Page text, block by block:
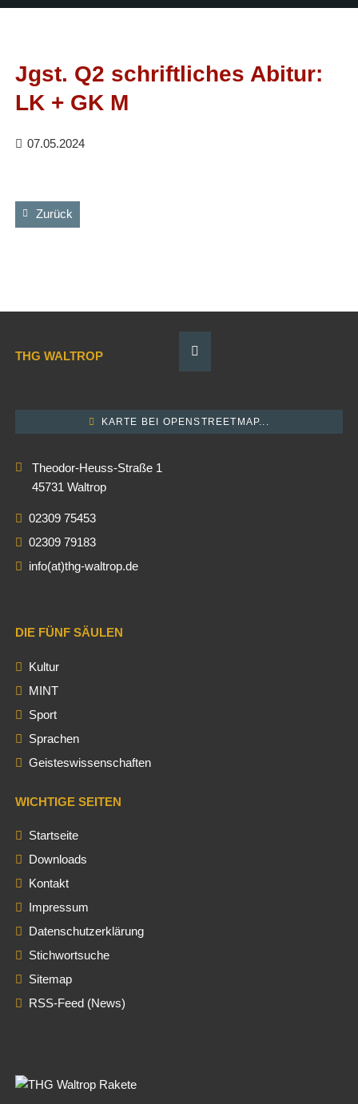
Feed
Jgst. Q2 schriftliches Abitur:
LK + GK M
07.05.2024
Zurück
THG WALTROP
KARTE BEI OPENSTREETMAP...
Theodor-Heuss-Straße 1
45731 Waltrop
02309 75453
02309 79183
info(at)thg-waltrop.de
DIE FÜNF SÄULEN
Kultur
MINT
Sport
Sprachen
Geisteswissenschaften
WICHTIGE SEITEN
Startseite
Downloads
Kontakt
Impressum
Datenschutzerklärung
Stichwortsuche
Sitemap
RSS-Feed (News)